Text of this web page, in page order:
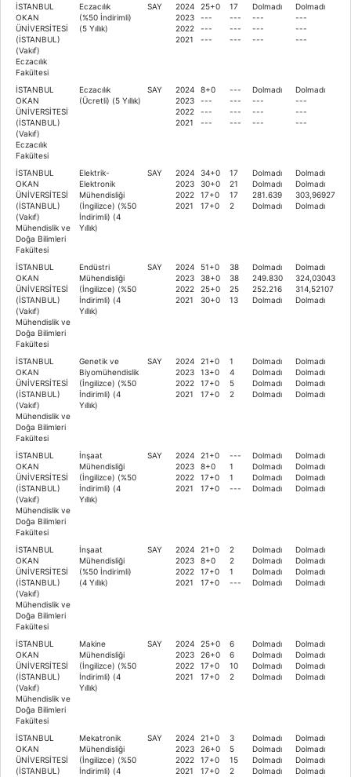
İSTANBUL
OKAN
ÜNİVERSİTESİ
(İSTANBUL)
(Vakıf)
Eczacılık
Fakültesi
Eczacılık
(%50 İndirimli)
(5 Yıllık)
SAY
2024
2023
2022
2021
25+0
---
---
---
17
---
---
---
Dolmadı
---
---
---
Dolmadı
---
---
---
İSTANBUL
OKAN
ÜNİVERSİTESİ
(İSTANBUL)
(Vakıf)
Eczacılık
Fakültesi
Eczacılık
(Ücretli) (5 Yıllık)
SAY
2024
2023
2022
2021
8+0
---
---
---
---
---
---
---
Dolmadı
---
---
---
Dolmadı
---
---
---
İSTANBUL
OKAN
ÜNİVERSİTESİ
(İSTANBUL)
(Vakıf)
Mühendislik ve
Doğa Bilimleri
Fakültesi
Elektrik-
Elektronik
Mühendisliği
(İngilizce) (%50
İndirimli) (4
Yıllık)
SAY
2024
2023
2022
2021
34+0
30+0
17+0
17+0
17
21
17
2
Dolmadı
Dolmadı
281.639
Dolmadı
Dolmadı
Dolmadı
303,96927
Dolmadı
İSTANBUL
OKAN
ÜNİVERSİTESİ
(İSTANBUL)
(Vakıf)
Mühendislik ve
Doğa Bilimleri
Fakültesi
Endüstri
Mühendisliği
(İngilizce) (%50
İndirimli) (4
Yıllık)
SAY
2024
2023
2022
2021
51+0
38+0
25+0
30+0
38
38
25
13
Dolmadı
249.830
252.216
Dolmadı
Dolmadı
324,03043
314,52107
Dolmadı
İSTANBUL
OKAN
ÜNİVERSİTESİ
(İSTANBUL)
(Vakıf)
Mühendislik ve
Doğa Bilimleri
Fakültesi
Genetik ve
Biyomühendislik
(İngilizce) (%50
İndirimli) (4
Yıllık)
SAY
2024
2023
2022
2021
21+0
13+0
17+0
17+0
1
4
5
2
Dolmadı
Dolmadı
Dolmadı
Dolmadı
Dolmadı
Dolmadı
Dolmadı
Dolmadı
İSTANBUL
OKAN
ÜNİVERSİTESİ
(İSTANBUL)
(Vakıf)
Mühendislik ve
Doğa Bilimleri
Fakültesi
İnşaat
Mühendisliği
(İngilizce) (%50
İndirimli) (4
Yıllık)
SAY
2024
2023
2022
2021
21+0
8+0
17+0
17+0
---
1
1
---
Dolmadı
Dolmadı
Dolmadı
Dolmadı
Dolmadı
Dolmadı
Dolmadı
Dolmadı
İSTANBUL
OKAN
ÜNİVERSİTESİ
(İSTANBUL)
(Vakıf)
Mühendislik ve
Doğa Bilimleri
Fakültesi
İnşaat
Mühendisliği
(%50 İndirimli)
(4 Yıllık)
SAY
2024
2023
2022
2021
21+0
8+0
17+0
17+0
2
2
1
---
Dolmadı
Dolmadı
Dolmadı
Dolmadı
Dolmadı
Dolmadı
Dolmadı
Dolmadı
İSTANBUL
OKAN
ÜNİVERSİTESİ
(İSTANBUL)
(Vakıf)
Mühendislik ve
Doğa Bilimleri
Fakültesi
Makine
Mühendisliği
(İngilizce) (%50
İndirimli) (4
Yıllık)
SAY
2024
2023
2022
2021
25+0
26+0
17+0
17+0
6
6
10
2
Dolmadı
Dolmadı
Dolmadı
Dolmadı
Dolmadı
Dolmadı
Dolmadı
Dolmadı
İSTANBUL
OKAN
ÜNİVERSİTESİ
(İSTANBUL)
Mekatronik
Mühendisliği
(İngilizce) (%50
İndirimli) (4
SAY
2024
2023
2022
2021
21+0
26+0
17+0
17+0
3
5
15
2
Dolmadı
Dolmadı
Dolmadı
Dolmadı
Dolmadı
Dolmadı
Dolmadı
Dolmadı